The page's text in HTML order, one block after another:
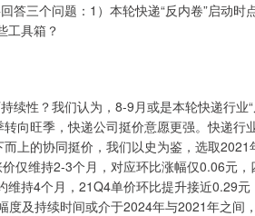
答三个问题：1）本轮快递“反内卷”启动
工具箱？
性？我们认为，8-9月或是本轮快递行业
向旺季，快递公司挺价意愿更强。快递行
上的协同挺价，我们以史为鉴，选取
仅维持2-3个月，对应环比涨幅仅0.06元
维持4个月，21Q4单价环比提升接近0.29
度及持续时间或介于2024年与2021年之